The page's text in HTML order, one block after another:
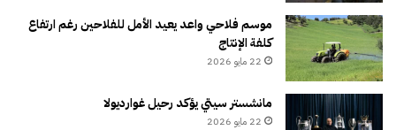
موسم فلاحي واعد يعيد الأمل للفلاحين رغم ارتفاع
كلفة الإنتاج
22 مايو 2026
مانشستر سيتي يؤكد رحيل غوارديولا
22 مايو 2026